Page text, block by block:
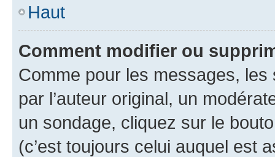
Haut
Comment modifier ou
Comme pour les messages,
par l’auteur original, un
un sondage, cliquez sur le
(c’est toujours celui auquel est